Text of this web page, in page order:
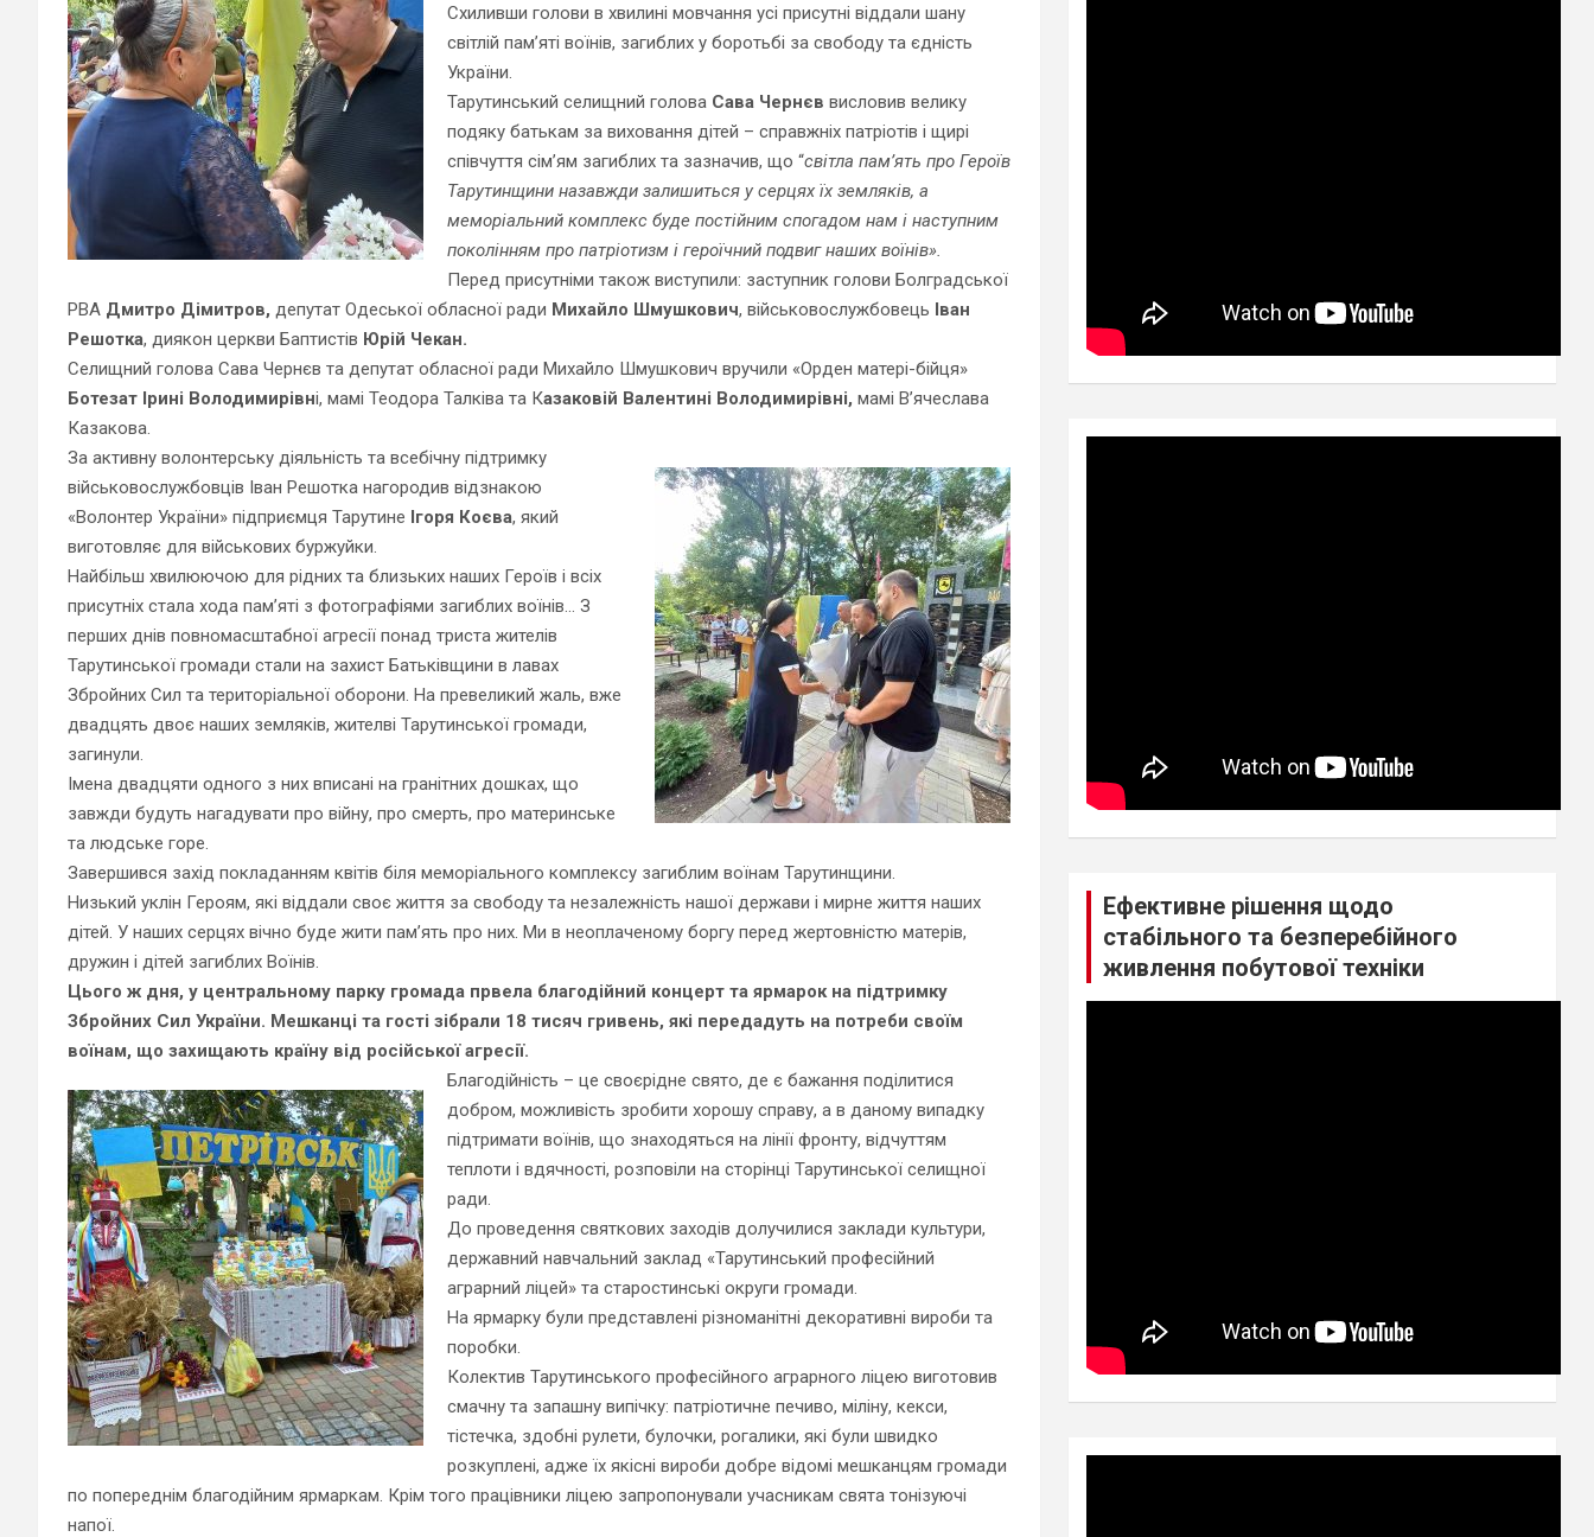
Схиливши голови в хвилині мовчання усі присутні віддали шану
світлій пам’яті воїнів, загиблих у боротьбі за свободу та єдність
України.
Тарутинський селищний голова Сава Чернєв висловив велику
подяку батькам за виховання дітей – справжніх патріотів і щирі
співчуття сім’ям загиблих та зазначив, що “світла пам’ять про Героїв
Тарутинщини назавжди залишиться у серцях їх земляків, а
меморіальний комплекс буде постійним спогадом нам і наступним
поколінням про патріотизм і героїчний подвиг наших воїнів».
Перед присутніми також виступили: заступник голови Болградської
РВА Дмитро Дімитров, депутат Одеської обласної ради Михайло Шмушкович, військовослужбовець Іван
Решотка, диякон церкви Баптистів Юрій Чекан.
Селищний голова Сава Чернєв та депутат обласної ради Михайло Шмушкович вручили «Орден матері-бійця»
Ботезат Ірині Володимирівні, мамі Теодора Талківа та Казаковій Валентині Володимирівні, мамі В’ячеслава
Казакова.
За активну волонтерську діяльність та всебічну підтримку
військовослужбовців Іван Решотка нагородив відзнакою
«Волонтер України» підприємця Тарутине Ігоря Коєва, який
виготовляє для військових буржуйки.
Найбільш хвилюючою для рідних та близьких наших Героїв і всіх
присутніх стала хода пам’яті з фотографіями загиблих воїнів… З
перших днів повномасштабної агресії понад триста жителів
Тарутинської громади стали на захист Батьківщини в лавах
Збройних Сил та територіальної оборони. На превеликий жаль, вже
двадцять двоє наших земляків, жителві Тарутинської громади,
загинули.
Імена двадцяти одного з них вписані на гранітних дошках, що
завжди будуть нагадувати про війну, про смерть, про материнське
та людське горе.
Завершився захід покладанням квітів біля меморіального комплексу загиблим воїнам Тарутинщини.
Низький уклін Героям, які віддали своє життя за свободу та незалежність нашої держави і мирне життя наших
дітей. У наших серцях вічно буде жити пам’ять про них. Ми в неоплаченому боргу перед жертовністю матерів,
дружин і дітей загиблих Воїнів.
Цього ж дня, у центральному парку громада првела благодійний концерт та ярмарок на підтримку
Збройних Сил України. Мешканці та гості зібрали 18 тисяч гривень, які передадуть на потреби своїм
воїнам, що захищають країну від російської агресії.
Благодійність – це своєрідне свято, де є бажання поділитися
добром, можливість зробити хорошу справу, а в даному випадку
підтримати воїнів, що знаходяться на лінії фронту, відчуттям
теплоти і вдячності, розповіли на сторінці Тарутинської селищної
ради.
До проведення святкових заходів долучилися заклади культури,
державний навчальний заклад «Тарутинський професійний
аграрний ліцей» та старостинські округи громади.
На ярмарку були представлені різноманітні декоративні вироби та
поробки.
Колектив Тарутинського професійного аграрного ліцею виготовив
смачну та запашну випічку: патріотичне печиво, міліну, кекси,
тістечка, здобні рулети, булочки, рогалики, які були швидко
розкуплені, адже їх якісні вироби добре відомі мешканцям громади
по попереднім благодійним ярмаркам. Крім того працівники ліцею запропонували учасникам свята тонізуючі
напої.
Ефективне рішення щодо
стабільного та безперебійного
живлення побутової техніки